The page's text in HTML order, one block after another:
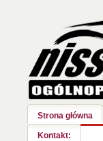
Strona główna
Kontakt: